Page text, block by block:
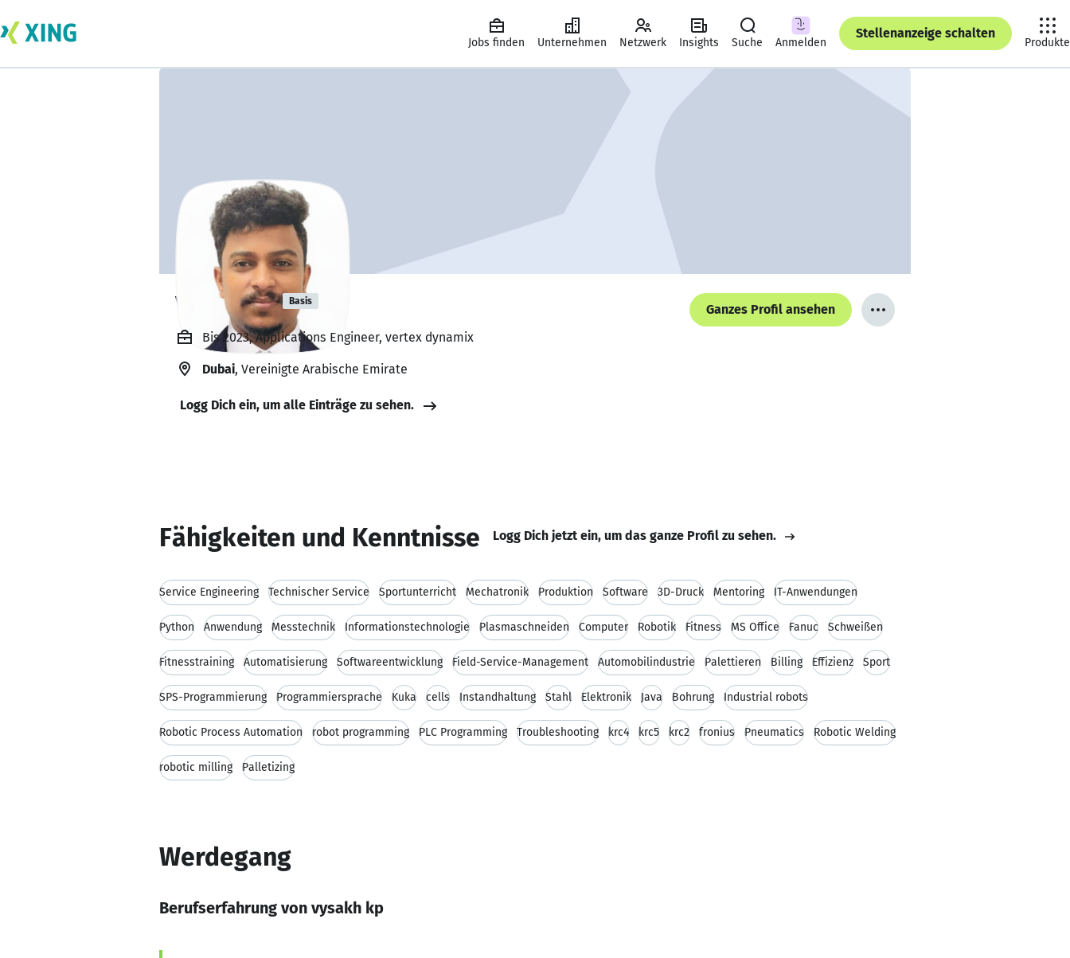
Jobs finden Unternehmen Netzwerk Insights Suche Anmelden
Stellenanzeige schalten
Produkte
vysakh kp Basis
Ganzes Profil ansehen
Bis 2023, Applications Engineer, vertex dynamix
Dubai, Vereinigte Arabische Emirate
Logg Dich ein, um alle Einträge zu sehen.
Fähigkeiten und Kenntnisse Logg Dich jetzt ein, um das ganze Profil zu sehen.
Service Engineering Technischer Service Sportunterricht Mechatronik Produktion Software 3D-Druck Mentoring IT-Anwendungen
Python Anwendung Messtechnik Informationstechnologie Plasmaschneiden Computer Robotik Fitness MS Office Fanuc Schweißen
Fitnesstraining Automatisierung Softwareentwicklung Field-Service-Management Automobilindustrie Palettieren Billing Effizienz Sport
SPS-Programmierung Programmiersprache Kuka cells Instandhaltung Stahl Elektronik Java Bohrung Industrial robots
Robotic Process Automation robot programming PLC Programming Troubleshooting krc4 krc5 krc2 fronius Pneumatics Robotic Welding
robotic milling Palletizing
Werdegang
Berufserfahrung von vysakh kp